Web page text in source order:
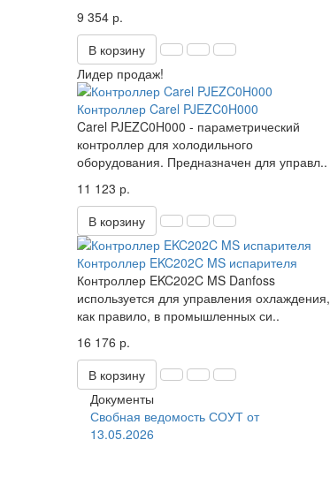
9 354 р.
В корзину
Лидер продаж!
Контроллер Carel PJEZC0H000
Carel PJEZC0H000 - параметрический
контроллер для холодильного
оборудования. Предназначен для управл..
11 123 р.
В корзину
Контроллер EKC202C MS испарителя
Контроллер EKC202C MS Danfoss
используется для управления охлаждения,
как правило, в промышленных си..
16 176 р.
В корзину
Документы
Свобная ведомость СОУТ от
13.05.2026